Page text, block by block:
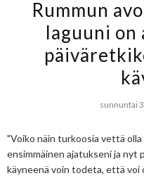
Rummun
laguuni
sunnuntai
"Voiko näin turkoosia vettä olla
ensimmäinen ajatukseni ja nyt
käyneenä voin todeta, että voi